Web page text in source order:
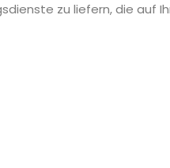
zu liefern, die auf